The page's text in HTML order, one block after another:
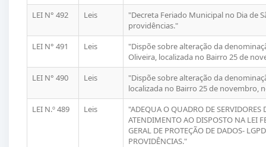
LEI N° 492
Leis
"Decreta Feriado Municipal no Dia de
providências."
LEI N° 491
Leis
"Dispõe sobre alteração da
Oliveira, localizada no Bairro 25 de
LEI N° 490
Leis
"Dispõe sobre alteração da
localizada no Bairro 25 de novembro,
LEI N.º 489
Leis
"ADEQUA O QUADRO DE
ATENDIMENTO AO DISPOSTO NA LEI
GERAL DE PROTEÇÃO DE DADOS-
PROVIDÊNCIAS."